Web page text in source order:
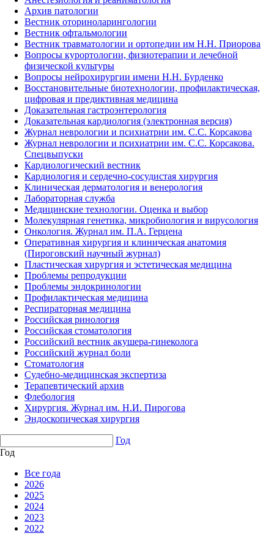
Архив патологии
Вестник оториноларингологии
Вестник офтальмологии
Вестник травматологии и ортопедии им Н.Н. Приорова
Вопросы курортологии, физиотерапии и лечебной
физической культуры
Вопросы нейрохирургии имени Н.Н. Бурденко
Восстановительные биотехнологии, профилактическая,
цифровая и предиктивная медицина
Доказательная гастроэнтерология
Доказательная кардиология (электронная версия)
Журнал неврологии и психиатрии им. С.С. Корсакова
Журнал неврологии и психиатрии им. С.С. Корсакова.
Спецвыпуски
Кардиологический вестник
Кардиология и сердечно-сосудистая хирургия
Клиническая дерматология и венерология
Лабораторная служба
Медицинские технологии. Оценка и выбор
Молекулярная генетика, микробиология и вирусология
Онкология. Журнал им. П.А. Герцена
Оперативная хирургия и клиническая анатомия
(Пироговский научный журнал)
Пластическая хирургия и эстетическая медицина
Проблемы репродукции
Проблемы эндокринологии
Профилактическая медицина
Респираторная медицина
Российская ринология
Российская стоматология
Российский вестник акушера-гинеколога
Российский журнал боли
Стоматология
Судебно-медицинская экспертиза
Терапевтический архив
Флебология
Хирургия. Журнал им. Н.И. Пирогова
Эндоскопическая хирургия
Год
Год
Все года
2026
2025
2024
2023
2022